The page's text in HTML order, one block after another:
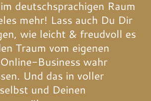
deutschsprachigen Raum
mehr! Lass auch Du Dir
wie leicht & freudvoll es
Traum vom eigenen
Business wahr
Und das in voller
und Deinen